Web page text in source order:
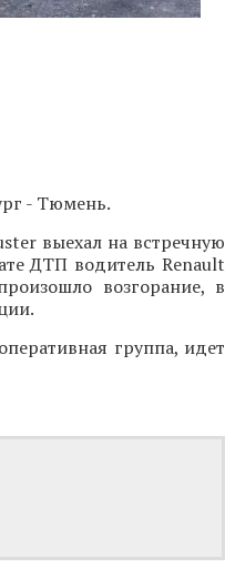
- Тюмень.
выехал на встречную
ДТП водитель Renault
возгорание, в
группа, идет